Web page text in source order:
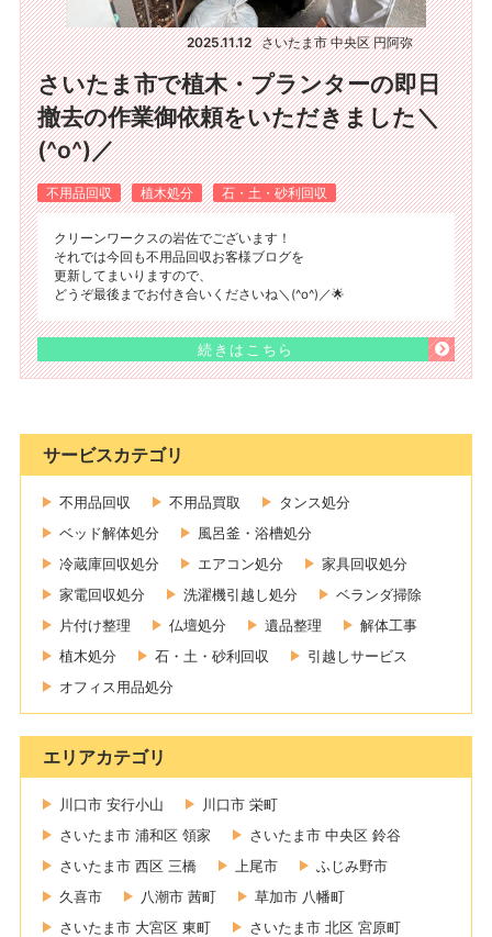
2025.11.12 さいたま市 中央区 円阿弥
さいたま市で植木・プランターの即日
撤去の作業御依頼をいただきました＼
(^o^)／
不用品回収 植木処分 石・土・砂利回収
クリーンワークスの岩佐でございます！
それでは今回も不用品回収お客様ブログを
更新してまいりますので、
どうぞ最後までお付き合いくださいね＼(^o^)／🌟
続きはこちら
サービスカテゴリ
不用品回収 不用品買取
タンス処分
ベッド解体処分
風呂釜・浴槽処分
冷蔵庫回収処分
エアコン処分
家具回収処分
家電回収処分
洗濯機引越し処分
ベランダ掃除
片付け整理
仏壇処分 遺品整理
解体工事
植木処分
石・土・砂利回収
引越しサービス
オフィス用品処分
エリアカテゴリ
川口市 安行小山
川口市 栄町
さいたま市 浦和区 領家
さいたま市 中央区 鈴谷
さいたま市 西区 三橋
上尾市
ふじみ野市
久喜市
八潮市 茜町
草加市 八幡町
さいたま市 大宮区 東町
さいたま市 北区 宮原町